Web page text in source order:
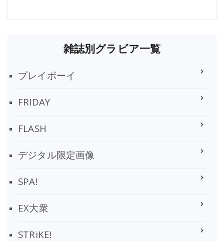
雑誌別グラビア一覧
プレイボーイ
FRIDAY
FLASH
デジタル限定画像
SPA!
EX大衆
STRiKE!